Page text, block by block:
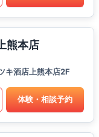
熊本店
キ酒店上熊本店2F
体験・相談予約